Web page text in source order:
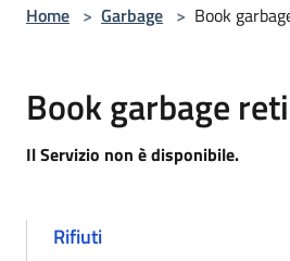
Home > Garbage > Book
Book garbage
Il Servizio non è disponibile.
Rifiuti